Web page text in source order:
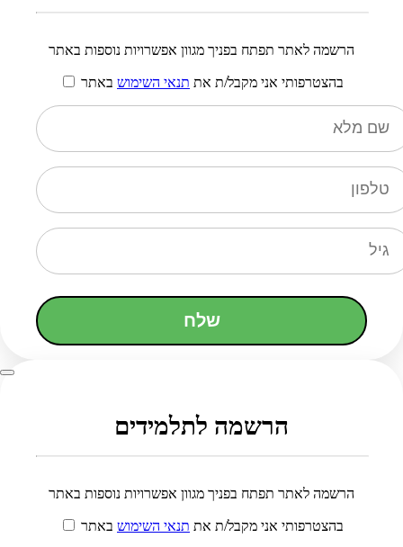
הרשמה לאתר תפתח בפניך מגוון אפשרויות נוספות באתר
בהצטרפותי אני מקבל/ת את תנאי השימוש באתר
שלח
הרשמה לתלמידים
הרשמה לאתר תפתח בפניך מגוון אפשרויות נוספות באתר
בהצטרפותי אני מקבל/ת את תנאי השימוש באתר